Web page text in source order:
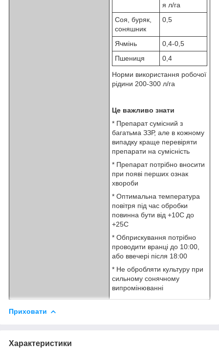
я л/га
Соя, буряк,
соняшник
0,5
Ячмінь
0,4-0,5
Пшениця
0,4
Норми використання робочої
рідини 200-300 л/га
Це важливо знати
* Препарат сумісний з
багатьма ЗЗР, але в кожному
випадку краще перевіряти
препарати на сумісність
* Препарат потрібно вносити
при появі перших ознак
хвороби
* Оптимальна температура
повітря під час обробки
повинна бути від +10С до
+25С
* Обприскування потрібно
проводити вранці до 10:00,
або ввечері після 18:00
* Не обробляти культуру при
сильному сонячному
випромінюванні
Приховати
Характеристики